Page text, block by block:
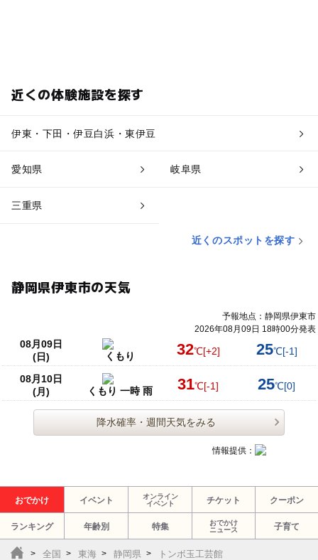
近くの体験施設を探す
伊東・下田・伊豆白浜・東伊豆
愛知県 岐阜県
三重県
近くのスポットを探す
静岡県伊東市の天気
予報地点：静岡県伊東市
2026年08月09日 18時00分発表
08月09日
(日)
くもり 32℃[+2] 25℃[-1]
08月10日
(月)
くもり 一時 雨 31℃[-1] 25℃[0]
降水確率・週間天気をみる
情報提供：
おでかけ イベント
オンライン
イベント
チケット クーポン
ランキング 年齢別 特集
おでかけ
ニュース
子育て
全国 東海 静岡県 トンボ玉工芸館